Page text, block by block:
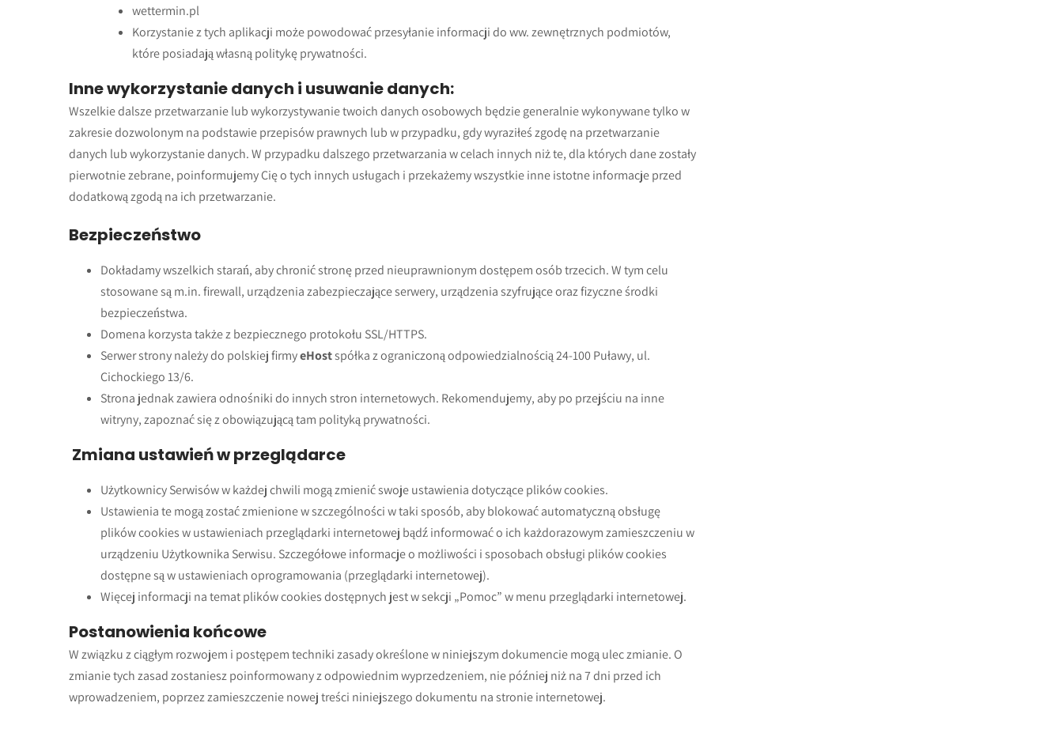
wettermin.pl
Korzystanie z tych aplikacji może powodować przesyłanie informacji do ww. zewnętrznych podmiotów,
które posiadają własną politykę prywatności.
Inne wykorzystanie danych i usuwanie danych:
Wszelkie dalsze przetwarzanie lub wykorzystywanie twoich danych osobowych będzie generalnie wykonywane tylko w
zakresie dozwolonym na podstawie przepisów prawnych lub w przypadku, gdy wyraziłeś zgodę na przetwarzanie
danych lub wykorzystanie danych. W przypadku dalszego przetwarzania w celach innych niż te, dla których dane zostały
pierwotnie zebrane, poinformujemy Cię o tych innych usługach i przekażemy wszystkie inne istotne informacje przed
dodatkową zgodą na ich przetwarzanie.
Bezpieczeństwo
Dokładamy wszelkich starań, aby chronić stronę przed nieuprawnionym dostępem osób trzecich. W tym celu
stosowane są m.in. firewall, urządzenia zabezpieczające serwery, urządzenia szyfrujące oraz fizyczne środki
bezpieczeństwa.
Domena korzysta także z bezpiecznego protokołu SSL/HTTPS.
Serwer strony należy do polskiej firmyeHostspółka z ograniczoną odpowiedzialnością 24-100 Puławy, ul.
Cichockiego 13/6.
Strona jednak zawiera odnośniki do innych stron internetowych. Rekomendujemy, aby po przejściu na inne
witryny, zapoznać się z obowiązującą tam polityką prywatności.
Zmiana ustawień w przeglądarce
Użytkownicy Serwisów w każdej chwili mogą zmienić swoje ustawienia dotyczące plików cookies.
Ustawienia te mogą zostać zmienione w szczególności w taki sposób, aby blokować automatyczną obsługę
plików cookies w ustawieniach przeglądarki internetowej bądź informować o ich każdorazowym zamieszczeniu w
urządzeniu Użytkownika Serwisu. Szczegółowe informacje o możliwości i sposobach obsługi plików cookies
dostępne są w ustawieniach oprogramowania (przeglądarki internetowej).
Więcej informacji na temat plików cookies dostępnych jest w sekcji „Pomoc” w menu przeglądarki internetowej.
Postanowienia końcowe
W związku z ciągłym rozwojem i postępem techniki zasady określone w niniejszym dokumencie mogą ulec zmianie. O
zmianie tych zasad zostaniesz poinformowany z odpowiednim wyprzedzeniem, nie później niż na 7 dni przed ich
wprowadzeniem, poprzez zamieszczenie nowej treści niniejszego dokumentu na stronie internetowej.